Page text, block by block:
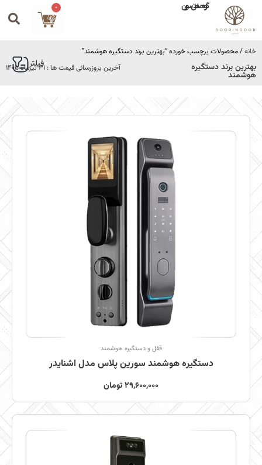
گروه صنعتی سورین 0
خانه/ محصولات برچسب خورده “بهترین برند دستگیره هوشمند”
فیلتر بهترین برند دستگیره
هوشمند
آخرین بروزرسانی قیمت ها : 31 تیرماه 1405
قفل و دستگیره هوشمند
دستگیره هوشمند سورین پلاس مدل اشنایدر
29,600,000تومان